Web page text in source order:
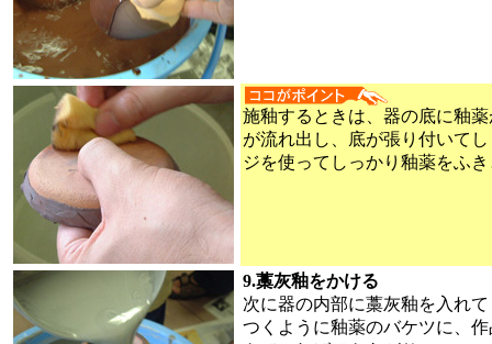
施釉するときは、器の底に釉
が流れ出し、底が張り付いて
ジを使ってしっかり釉薬をふ
9.藁灰釉をかける
次に器の内部に藁灰釉を入れ
つくように釉薬のバケツに、